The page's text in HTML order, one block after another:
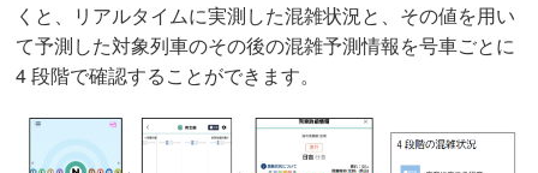
くと、リアルタイムに実測した混雑状況と、その値を用い
て予測した対象列車のその後の混雑予測情報を号車ごとに
4 段階で確認することができます。